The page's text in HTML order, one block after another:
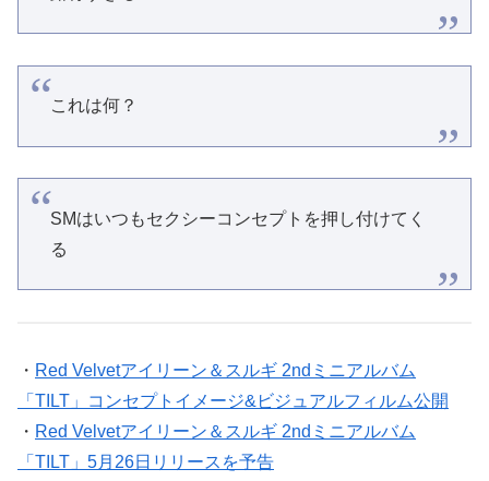
これは何？
SMはいつもセクシーコンセプトを押し付けてく
る
・ Red Velvetアイリーン＆スルギ 2ndミニアルバム
「TILT」コンセプトイメージ&ビジュアルフィルム公開
・ Red Velvetアイリーン＆スルギ 2ndミニアルバム
「TILT」5月26日リリースを予告